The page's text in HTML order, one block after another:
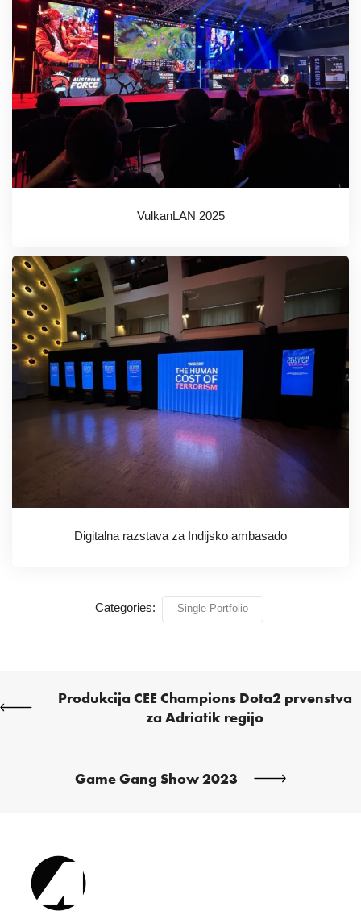
VulkanLAN 2025
Digitalna razstava za Indijsko ambasado
Categories: Single Portfolio
Produkcija CEE Champions Dota2 prvenstva
za Adriatik regijo
Game Gang Show 2023